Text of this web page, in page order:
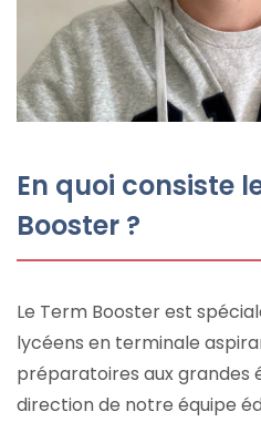
En quoi consiste
Booster ?
Le Term Booster est
lycéens en terminale
préparatoires aux grandes
direction de notre équipe